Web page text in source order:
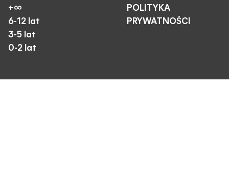
+∞
6-12 lat
3-5 lat
0-2 lat
POLITYKA
PRYWATNOŚCI